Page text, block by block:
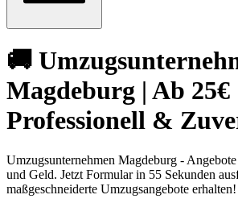
🚚
Magdeburg | Ab 25€
Professionell &
Umzugsunternehmen Magdeburg -
und Geld. Jetzt Formular in 55 Sekunden
maßgeschneiderte Umzugsangebote erhalten!